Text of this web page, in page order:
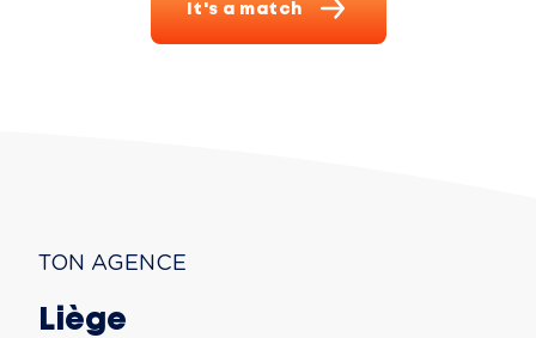
It's a match
TON AGENCE
Liège